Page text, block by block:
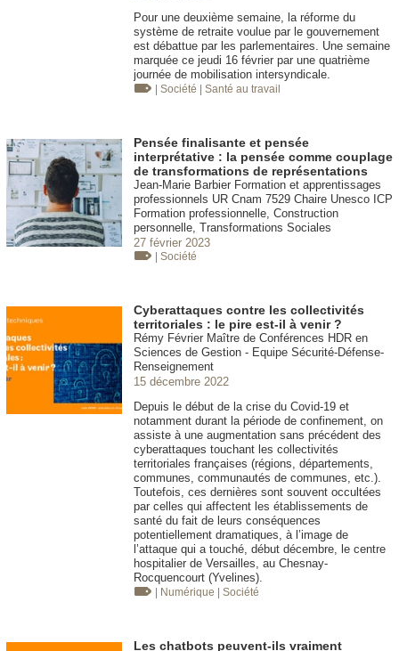
Pour une deuxième semaine, la réforme du
système de retraite voulue par le gouvernement
est débattue par les parlementaires. Une semaine
marquée ce jeudi 16 février par une quatrième
journée de mobilisation intersyndicale.
| Société | Santé au travail
Pensée finalisante et pensée
interprétative : la pensée comme couplage
de transformations de représentations
Jean-Marie Barbier Formation et apprentissages
professionnels UR Cnam 7529 Chaire Unesco ICP
Formation professionnelle, Construction
personnelle, Transformations Sociales
27 février 2023
| Société
Cyberattaques contre les collectivités
territoriales : le pire est-il à venir ?
Rémy Février Maître de Conférences HDR en
Sciences de Gestion - Equipe Sécurité-Défense-
Renseignement
15 décembre 2022
Depuis le début de la crise du Covid-19 et
notamment durant la période de confinement, on
assiste à une augmentation sans précédent des
cyberattaques touchant les collectivités
territoriales françaises (régions, départements,
communes, communautés de communes, etc.).
Toutefois, ces dernières sont souvent occultées
par celles qui affectent les établissements de
santé du fait de leurs conséquences
potentiellement dramatiques, à l’image de
l’attaque qui a touché, début décembre, le centre
hospitalier de Versailles, au Chesnay-
Rocquencourt (Yvelines).
| Numérique | Société
Les chatbots peuvent-ils vraiment